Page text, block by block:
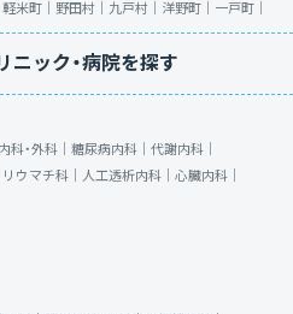
軽米町｜ 野田村｜ 九戸村｜ 洋野町｜ 一戸町｜
ニック・病院を探す
科・外科｜ 糖尿病内科｜ 代謝内科｜
リウマチ科｜ 人工透析内科｜ 心臓内科｜